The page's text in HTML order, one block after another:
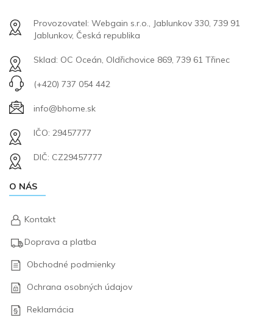
Provozovatel: Webgain s.r.o., Jablunkov 330, 739 91
Jablunkov, Česká republika
Sklad: OC Oceán, Oldřichovice 869, 739 61 Třinec
(+420) 737 054 442
info@bhome.sk
IČO: 29457777
DIČ: CZ29457777
O NÁS
Kontakt
Doprava a platba
Obchodné podmienky
Ochrana osobných údajov
Reklamácia